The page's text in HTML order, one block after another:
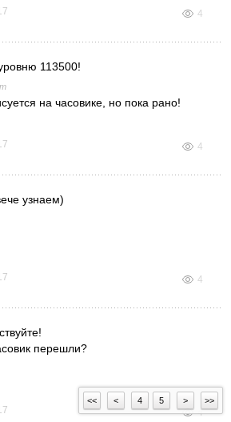
4
113500!
на часовике, но пока рано!
4
узнаем)
4
перешли?
4
<< < 4 5 > >>